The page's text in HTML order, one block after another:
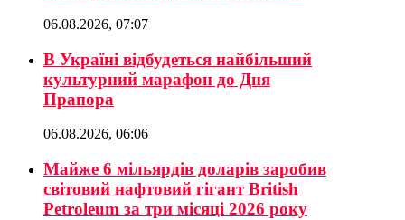
06.08.2026, 07:07
В Україні відбудеться найбільший
культурний марафон до Дня
Прапора
06.08.2026, 06:06
Майже 6 мільярдів доларів заробив
світовий нафтовий гігант British
Petroleum за три місяці 2026 року